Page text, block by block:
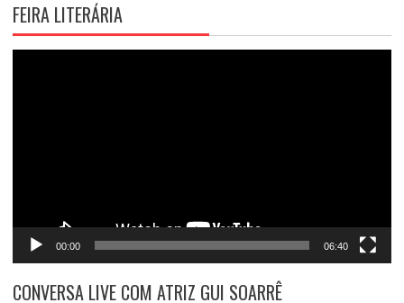
FEIRA LITERÁRIA
00:00 06:40
CONVERSA LIVE COM ATRIZ GUI SOARRÊ